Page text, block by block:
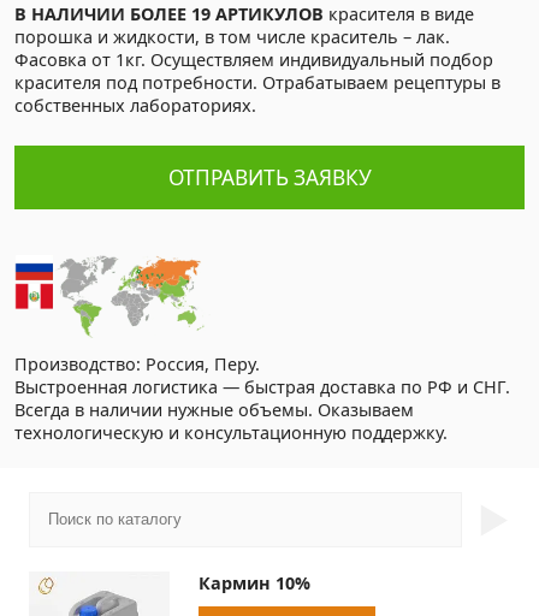
В НАЛИЧИИ БОЛЕЕ 19 АРТИКУЛОВ красителя в виде
порошка и жидкости, в том числе краситель – лак.
Фасовка от 1кг. Осуществляем индивидуальный подбор
красителя под потребности. Отрабатываем рецептуры в
собственных лабораториях.
ОТПРАВИТЬ ЗАЯВКУ
Производство: Россия, Перу.
Выстроенная логистика — быстрая доставка по РФ и СНГ.
Всегда в наличии нужные объемы. Оказываем
технологическую и консультационную поддержку.
Кармин 10%